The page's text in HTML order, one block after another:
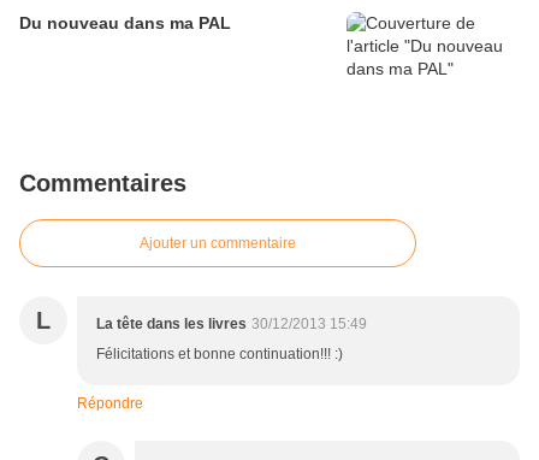
Du nouveau dans ma PAL
Commentaires
Ajouter un commentaire
L La tête dans les livres 30/12/2013 15:49
Félicitations et bonne continuation!!! :)
Répondre